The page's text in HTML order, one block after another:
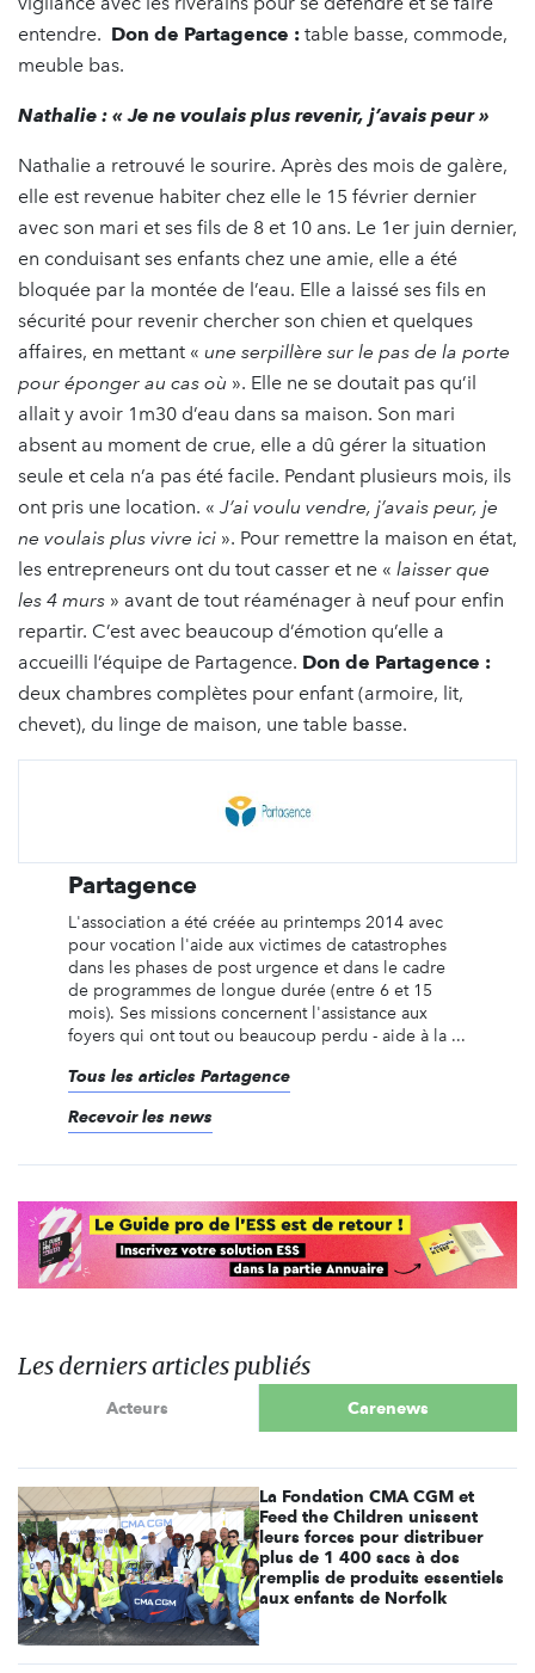
entendre. Don de Partagence : table basse, commode,
meuble bas.
Nathalie : « Je ne voulais plus revenir, j’avais peur »
Nathalie a retrouvé le sourire. Après des mois de galère,
elle est revenue habiter chez elle le 15 février dernier
avec son mari et ses fils de 8 et 10 ans. Le 1er juin dernier,
en conduisant ses enfants chez une amie, elle a été
bloquée par la montée de l’eau. Elle a laissé ses fils en
sécurité pour revenir chercher son chien et quelques
affaires, en mettant « une serpillère sur le pas de la porte
pour éponger au cas où ». Elle ne se doutait pas qu’il
allait y avoir 1m30 d’eau dans sa maison. Son mari
absent au moment de crue, elle a dû gérer la situation
seule et cela n’a pas été facile. Pendant plusieurs mois, ils
ont pris une location. « J’ai voulu vendre, j’avais peur, je
ne voulais plus vivre ici ». Pour remettre la maison en état,
les entrepreneurs ont du tout casser et ne « laisser que
les 4 murs » avant de tout réaménager à neuf pour enfin
repartir. C’est avec beaucoup d’émotion qu’elle a
accueilli l’équipe de Partagence. Don de Partagence :
deux chambres complètes pour enfant (armoire, lit,
chevet), du linge de maison, une table basse.
Partagence
L'association a été créée au printemps 2014 avec
pour vocation l'aide aux victimes de catastrophes
dans les phases de post urgence et dans le cadre
de programmes de longue durée (entre 6 et 15
mois). Ses missions concernent l'assistance aux
foyers qui ont tout ou beaucoup perdu - aide à la ...
Tous les articles Partagence
Recevoir les news
Les derniers articles publiés
Acteurs Carenews
La Fondation CMA CGM et
Feed the Children unissent
leurs forces pour distribuer
plus de 1 400 sacs à dos
remplis de produits essentiels
aux enfants de Norfolk